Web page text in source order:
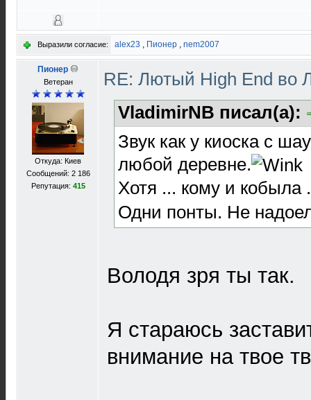
Выразили согласие: alex23 , Пионер , nem2007
Пионер
Ветеран
Откуда: Киев
Сообщений: 2 186
Репутация: 415
RE: Лютый High End во
VladimirNB писал(а):
Звук как у киоска с
любой деревне.
Хотя ... кому и кобыла
Одни понты. Не
Володя зря ты так.
Я стараюсь
внимание на твое